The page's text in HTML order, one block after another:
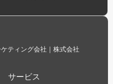
ティング会社｜株式会社
サービス